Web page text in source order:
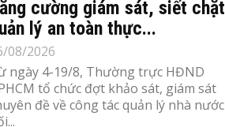
cường giám sát, siết chặt
lý an toàn thực...
08/2026
ngày 4-19/8, Thường trực HĐND
tổ chức đợt khảo sát, giám sát
đề về công tác quản lý nhà nước